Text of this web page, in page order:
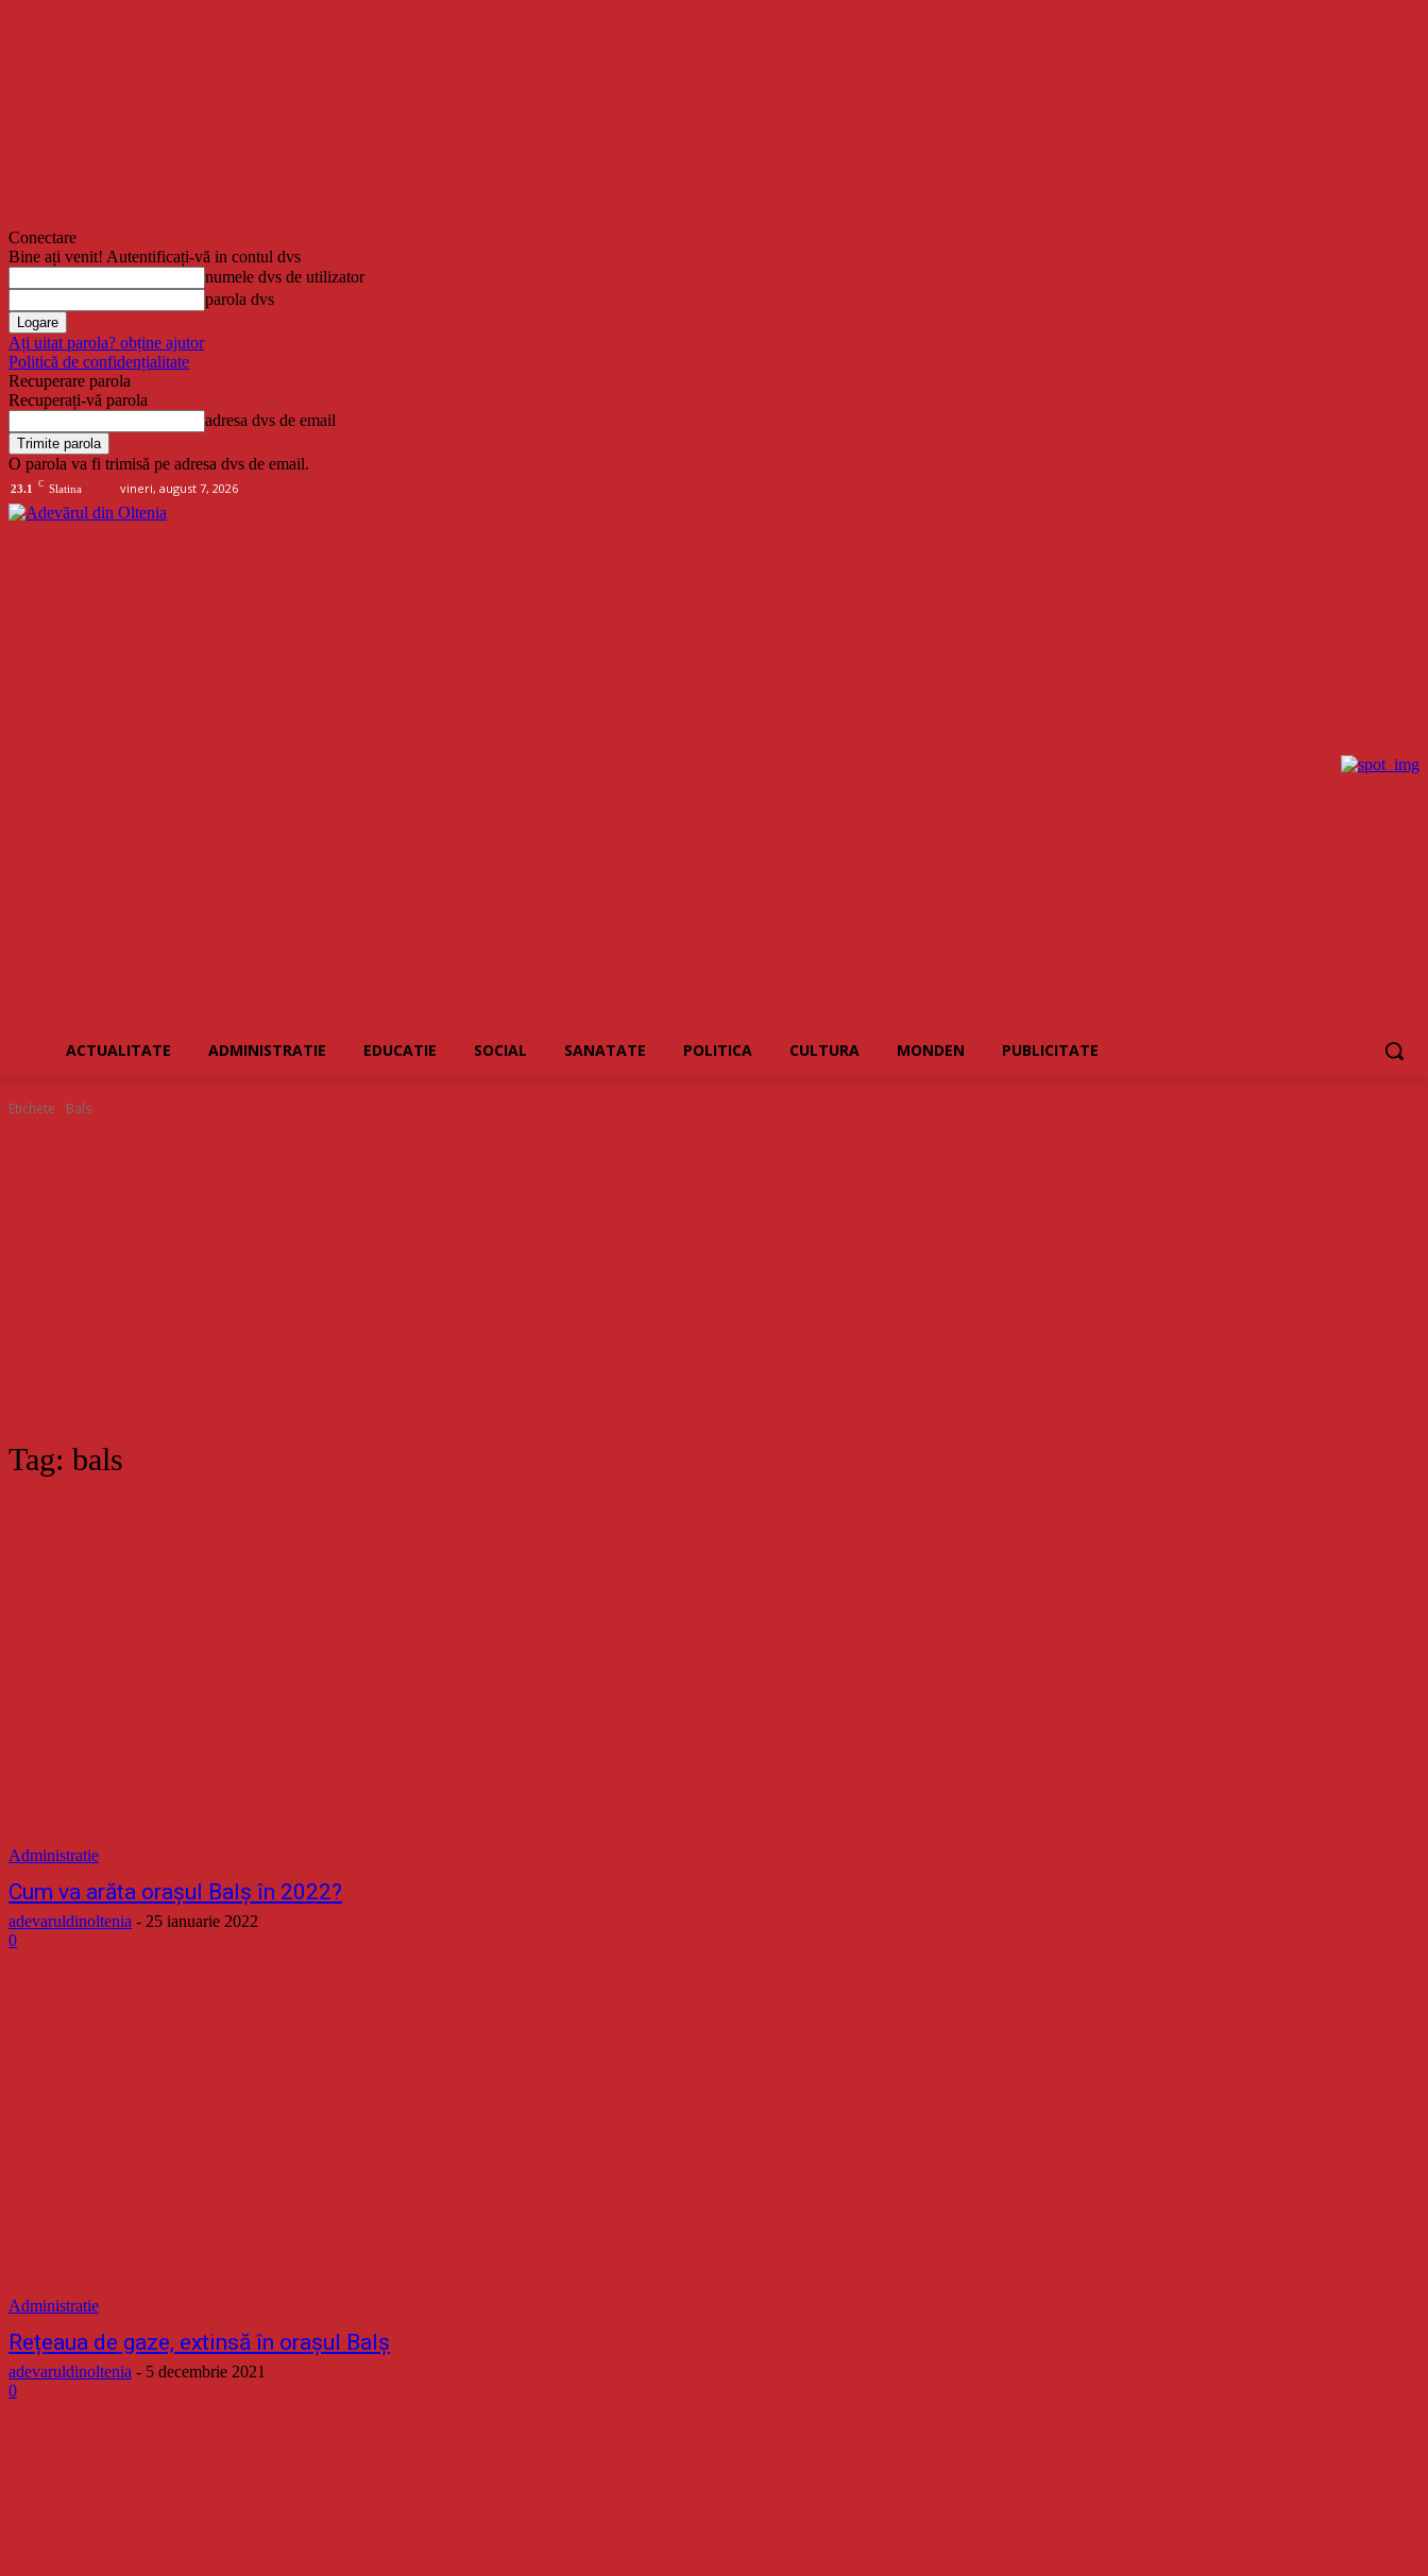
Conectare
Bine ați venit! Autentificați-vă in contul dvs
numele dvs de utilizator
parola dvs
Ați uitat parola? obține ajutor
Politică de confidențialitate
Recuperare parola
Recuperați-vă parola
adresa dvs de email
O parola va fi trimisă pe adresa dvs de email.
23.1 C Slatina vineri, august 7, 2026
ACTUALITATE ADMINISTRATIE EDUCATIE SOCIAL SANATATE POLITICA CULTURA MONDEN PUBLICITATE
Etichete Bals
Tag: bals
Administratie
Cum va arăta orașul Balș în 2022?
adevaruldinoltenia - 25 ianuarie 2022
0
Administratie
Rețeaua de gaze, extinsă în orașul Balș
adevaruldinoltenia - 5 decembrie 2021
0